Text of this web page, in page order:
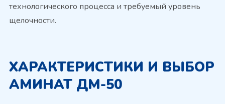
технологического процесса и требуемый уровень
щелочности.
ХАРАКТЕРИСТИКИ И ВЫБОР
АМИНАТ ДМ-50